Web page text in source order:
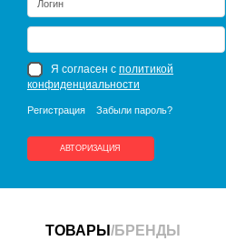
Я согласен с политикой
конфиденциальности
Регистрация Забыли пароль?
АВТОРИЗАЦИЯ
ТОВАРЫ /БРЕНДЫ